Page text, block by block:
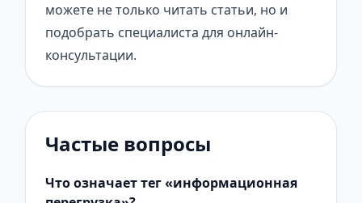
можете не только читать статьи, но и
подобрать специалиста для онлайн-
консультации.
Частые вопросы
Что означает тег «информационная